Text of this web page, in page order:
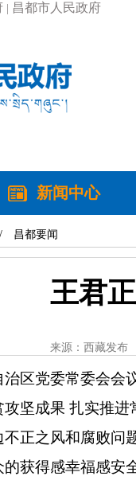
昌都市人民政府
新闻中心
/ 昌都要闻
王君
来源：西藏发布
区党委常委会会
坚成果 扎实推进
正之风和腐败问
获得感幸福感安